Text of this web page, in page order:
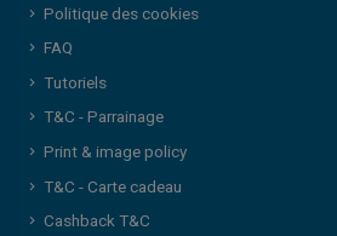
Politique des cookies
FAQ
Tutoriels
T&C - Parrainage
Print & image policy
T&C - Carte cadeau
Cashback T&C